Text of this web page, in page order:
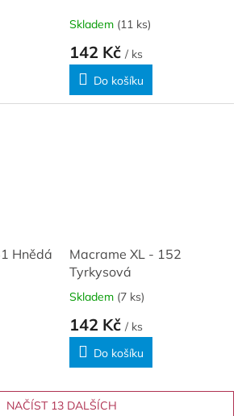
Skladem (11 ks)
142 Kč / ks
Do košíku
Hnědá
Macrame XL - 152
Tyrkysová
Skladem (7 ks)
142 Kč / ks
Do košíku
NAČÍST 13 DALŠÍCH